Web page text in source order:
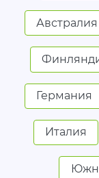
Австралия
Германия
Италия